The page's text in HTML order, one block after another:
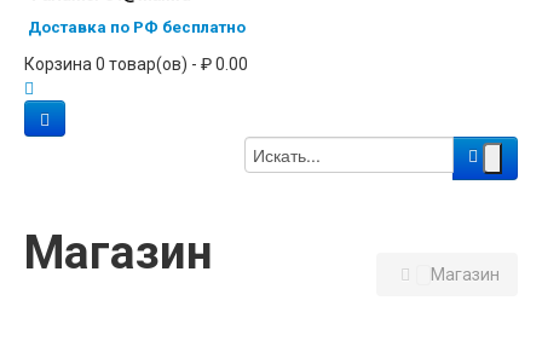
Доставка по РФ бесплатно
Корзина 0 товар(ов) - ₽ 0.00
Магазин Магазин